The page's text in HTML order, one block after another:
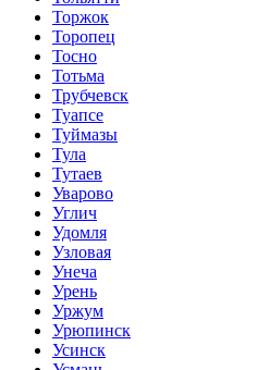
Торжок
Торопец
Тосно
Тотьма
Трубчевск
Туапсе
Туймазы
Тула
Тутаев
Уварово
Углич
Удомля
Узловая
Унеча
Урень
Уржум
Урюпинск
Усинск